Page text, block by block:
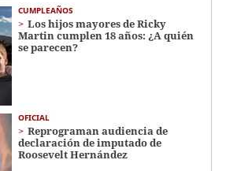
CUMPLEAÑOS
Los hijos mayores de Ricky
Martin cumplen 18 años: ¿A quién
se parecen?
OFICIAL
Reprograman audiencia de
declaración de imputado de
Roosevelt Hernández